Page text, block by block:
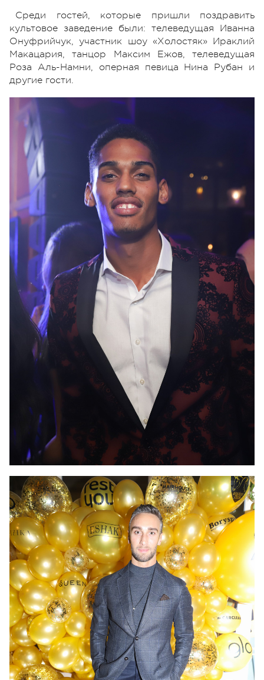
Среди гостей, которые пришли поздравить
культовое заведение были: телеведущая Иванна
Онуфрийчук, участник шоу «Холостяк» Ираклий
Макацария, танцор Максим Ежов, телеведущая
Роза Аль-Намни, оперная певица Нина Рубан и
другие гости.